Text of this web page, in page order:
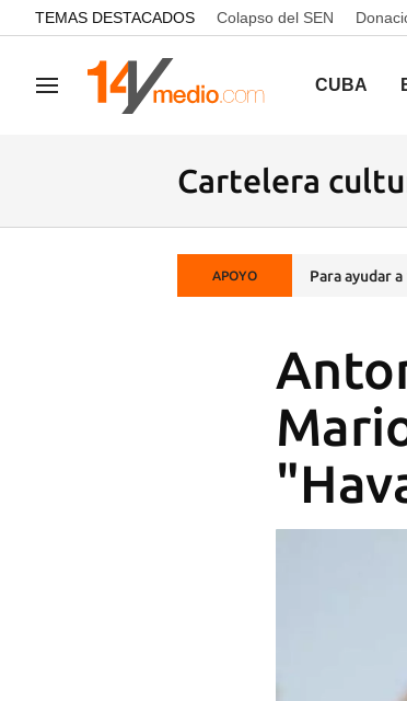
common.go-to-content
TEMAS DESTACADOS Colapso del SEN
Navegación CUBA
Cartelera
APOYO Para ayudar